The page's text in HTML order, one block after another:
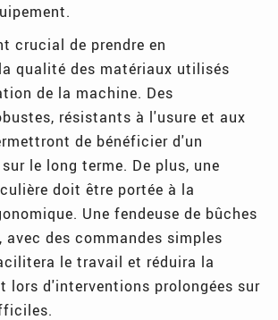
crucial de prendre en
qualité des matériaux utilisés
de la machine. Des
résistants à l'usure et aux
de bénéficier d'un
le long terme. De plus, une
doit être portée à la
Une fendeuse de bûches
avec des commandes simples
le travail et réduira la
lors d'interventions prolongées sur